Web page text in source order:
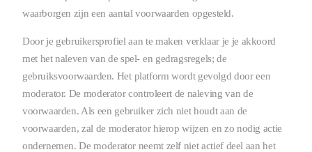
waarborgen zijn een aantal voorwaarden opgesteld.
Door je gebruikersprofiel aan te maken verklaar je je akkoord
met het naleven van de spel- en gedragsregels; de
gebruiksvoorwaarden. Het platform wordt gevolgd door een
moderator. De moderator controleert de naleving van de
voorwaarden. Als een gebruiker zich niet houdt aan de
voorwaarden, zal de moderator hierop wijzen en zo nodig actie
ondernemen. De moderator neemt zelf niet actief deel aan het